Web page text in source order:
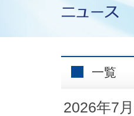
一覧
2026年7